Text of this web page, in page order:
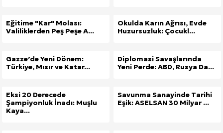
Eğitime "Kar" Molası:
Valiliklerden Peş Peşe A...
Okulda Karın Ağrısı, Evde
Huzursuzluk: Çocukl...
Gazze’de Yeni Dönem:
Türkiye, Mısır ve Katar...
Diplomasi Savaşlarında
Yeni Perde: ABD, Rusya Da...
Eksi 20 Derecede
Şampiyonluk İnadı: Muşlu
Kaya...
Savunma Sanayinde Tarihi
Eşik: ASELSAN 30 Milyar ...